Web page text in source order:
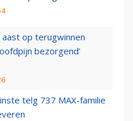
aast op terugwinnen
bezorgend’
telg 737 MAX-familie